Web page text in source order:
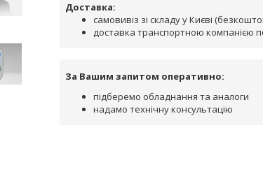
Доставка:
самовивіз зі складу у Києві
доставка транспортною компанією
За Вашим запитом оперативно:
підберемо обладнання та аналоги
надамо технічну консультацію